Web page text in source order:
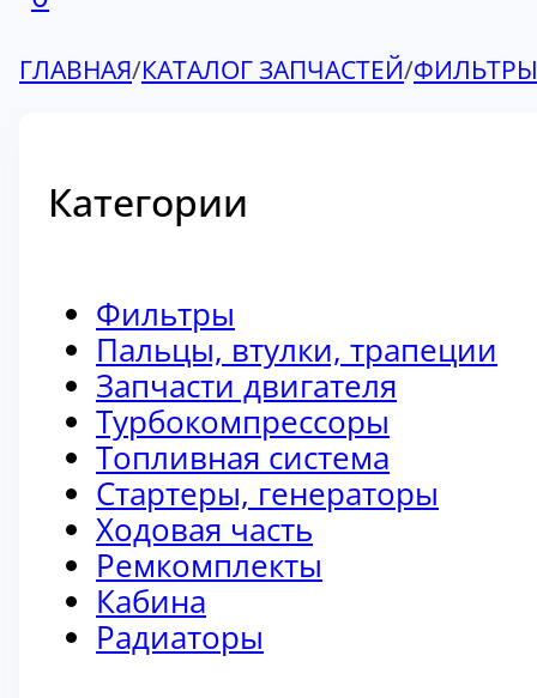
ГЛАВНАЯ/КАТАЛОГ ЗАПЧАСТЕЙ/ФИЛЬТРЫ
Категории
Фильтры
Пальцы, втулки, трапеции
Запчасти двигателя
Турбокомпрессоры
Топливная система
Стартеры, генераторы
Ходовая часть
Ремкомплекты
Кабина
Радиаторы